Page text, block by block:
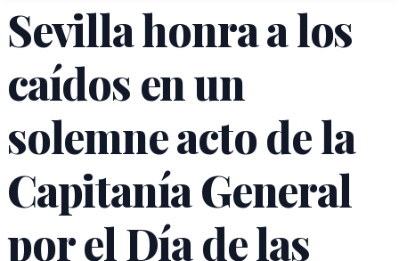
Sevilla honra a los
caídos en un
solemne acto de la
Capitanía General
por el Día de las